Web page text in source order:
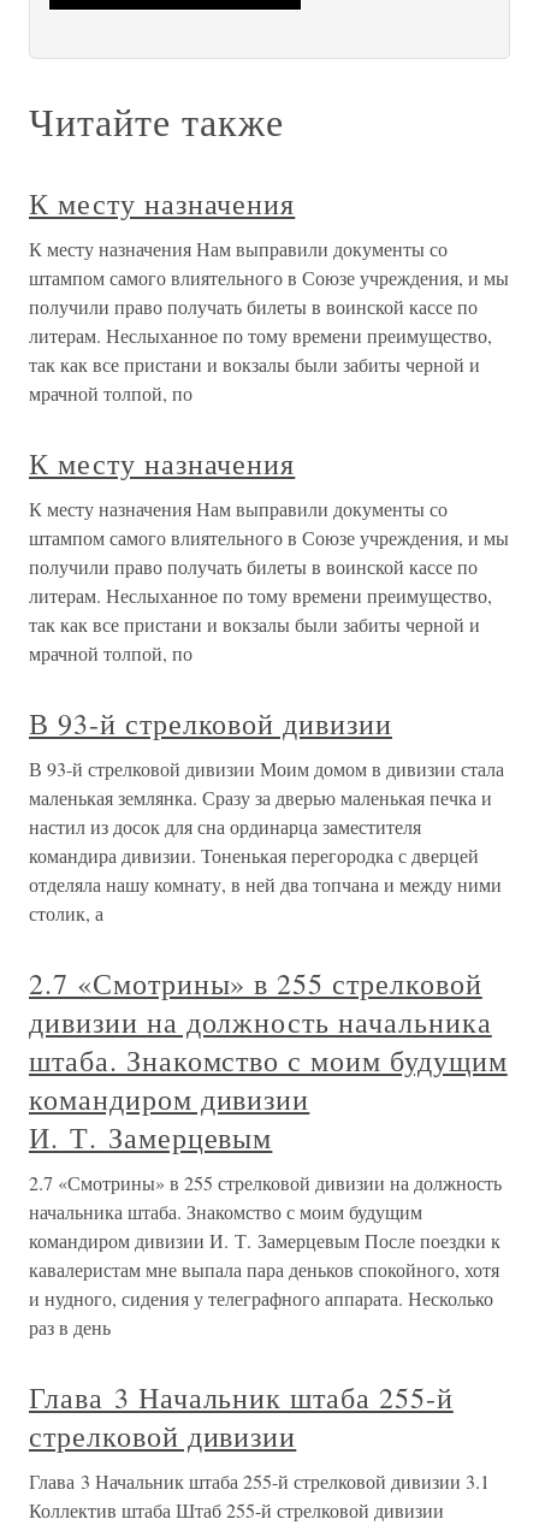
Читайте также
К месту назначения
К месту назначения Нам выправили документы со
штампом самого влиятельного в Союзе учреждения, и мы
получили право получать билеты в воинской кассе по
литерам. Неслыханное по тому времени преимущество,
так как все пристани и вокзалы были забиты черной и
мрачной толпой, по
К месту назначения
К месту назначения Нам выправили документы со
штампом самого влиятельного в Союзе учреждения, и мы
получили право получать билеты в воинской кассе по
литерам. Неслыханное по тому времени преимущество,
так как все пристани и вокзалы были забиты черной и
мрачной толпой, по
В 93-й стрелковой дивизии
В 93-й стрелковой дивизии Моим домом в дивизии стала
маленькая землянка. Сразу за дверью маленькая печка и
настил из досок для сна ординарца заместителя
командира дивизии. Тоненькая перегородка с дверцей
отделяла нашу комнату, в ней два топчана и между ними
столик, а
2.7 «Смотрины» в 255 стрелковой
дивизии на должность начальника
штаба. Знакомство с моим будущим
командиром дивизии
И. Т. Замерцевым
2.7 «Смотрины» в 255 стрелковой дивизии на должность
начальника штаба. Знакомство с моим будущим
командиром дивизии И. Т. Замерцевым После поездки к
кавалеристам мне выпала пара деньков спокойного, хотя
и нудного, сидения у телеграфного аппарата. Несколько
раз в день
Глава 3 Начальник штаба 255-й
стрелковой дивизии
Глава 3 Начальник штаба 255-й стрелковой дивизии 3.1
Коллектив штаба Штаб 255-й стрелковой дивизии